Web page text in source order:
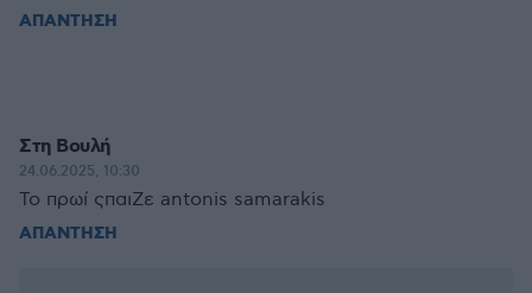
ΑΠΑΝΤΗΣΗ
Στη Βουλή
24.06.2025, 10:30
Το πρωί ςπαιΖε antonis samarakis
ΑΠΑΝΤΗΣΗ